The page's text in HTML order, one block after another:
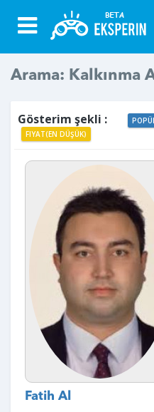
Arama: Kalkınma
Gösterim şekli :
FIYAT(EN DÜŞÜK)
Fatih Al